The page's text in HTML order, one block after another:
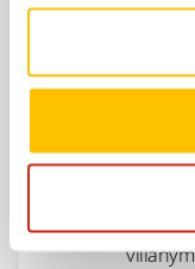
karcok
Mirka